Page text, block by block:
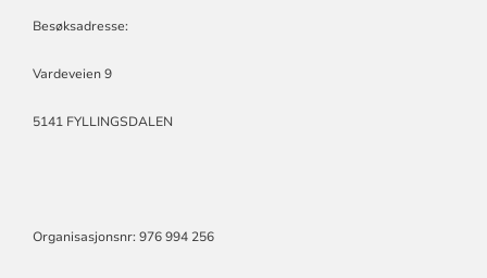
Besøksadresse:
Vardeveien 9
5141 FYLLINGSDALEN
Organisasjonsnr: 976 994 256